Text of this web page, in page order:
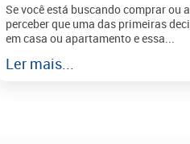
Se você está buscando comprar ou
perceber que uma das primeiras
em casa ou apartamento e essa...
Ler mais...